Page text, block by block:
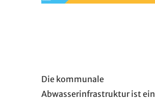
Die kommunale
Abwasserinfrastruktur ist ein